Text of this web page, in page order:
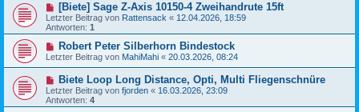
[Biete] Sage Z-Axis 10150-4 Zweihandrute 15ft
Letzter Beitrag von Rattensack « 12.04.2026, 18:59
Antworten: 1
Robert Peter Silberhorn Bindestock
Letzter Beitrag von MahiMahi « 20.03.2026, 08:24
Biete Loop Long Distance, Opti, Multi Fliegenschnüre
Letzter Beitrag von fjorden « 16.03.2026, 23:09
Antworten: 4